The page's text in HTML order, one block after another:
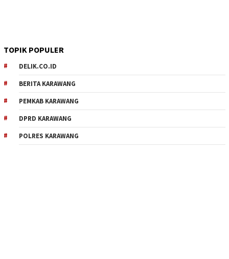
TOPIK POPULER
DELIK.CO.ID
BERITA KARAWANG
PEMKAB KARAWANG
DPRD KARAWANG
POLRES KARAWANG